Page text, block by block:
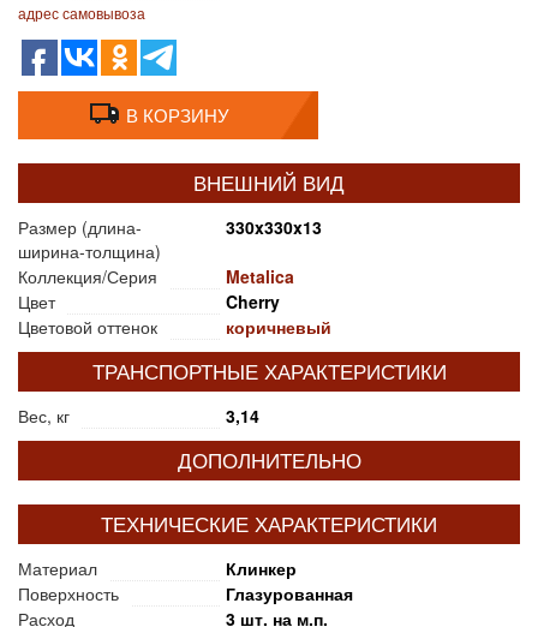
адрес самовывоза
В КОРЗИНУ
ВНЕШНИЙ ВИД
Размер (длина-
ширина-толщина)
330x330x13
Коллекция/Серия
Metalica
Цвет
Cherry
Цветовой оттенок
коричневый
ТРАНСПОРТНЫЕ ХАРАКТЕРИСТИКИ
Вес, кг 3,14
ДОПОЛНИТЕЛЬНО
ТЕХНИЧЕСКИЕ ХАРАКТЕРИСТИКИ
Материал
Клинкер
Поверхность
Глазурованная
Расход
3 шт. на м.п.